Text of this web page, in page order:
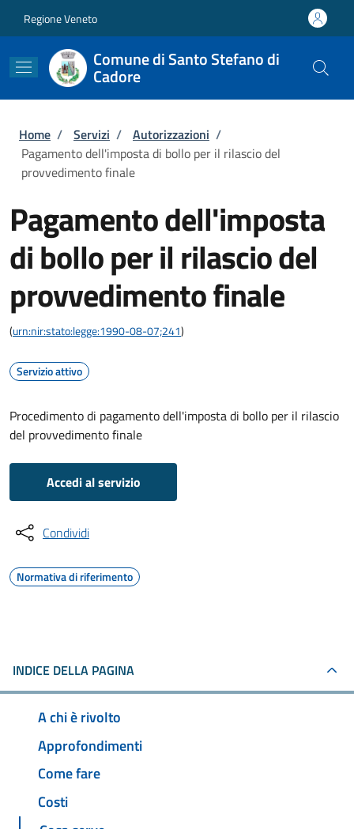
Regione Veneto
Comune di Santo Stefano di
Cadore
Briciole di pane
Home / Servizi / Autorizzazioni /
Pagamento dell'imposta di bollo per il rilascio del
provvedimento finale
Pagamento dell'imposta
di bollo per il rilascio del
provvedimento finale
(urn:nir:stato:legge:1990-08-07;241)
Servizio attivo
Procedimento di pagamento dell'imposta di bollo per il rilascio
del provvedimento finale
Accedi al servizio
Condividi
Normativa di riferimento
INDICE DELLA PAGINA
A chi è rivolto
Approfondimenti
Come fare
Costi